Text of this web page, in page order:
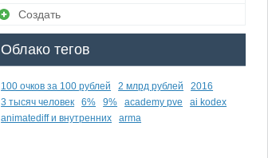
Создать
Облако тегов
100 очков за 100 рублей 2 млрд рублей
2016
3 тысяч человек
6% 9% academy pve
ai kodex
animatediff и внутренних
arma